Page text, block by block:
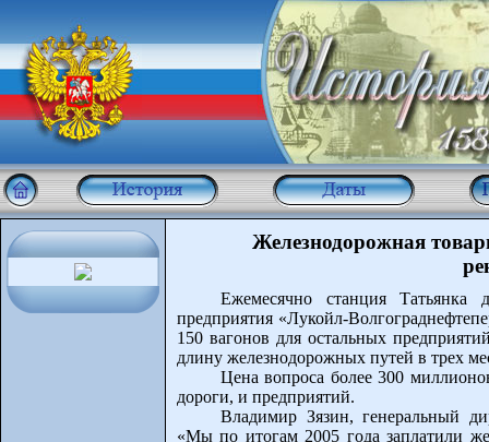
Железнодорожная
Ежемесячно станция Татьянка
предприятия «Лукойл-
150 вагонов для остальных
длину железнодорожных путей в трех
Цена вопроса более 300
дороги, и предприятий.
Владимир Зязин, генеральный
«Мы по итогам 2005 года заплатили